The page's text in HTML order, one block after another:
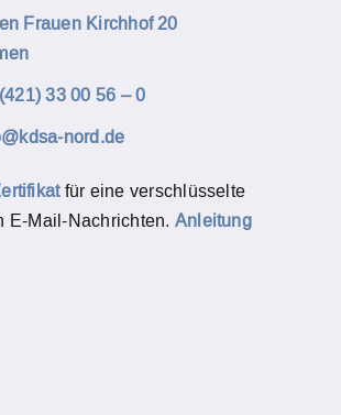
Frauen Kirchhof 20
33 00 56 – 0
nord.de
für eine verschlüsselte
E-Mail-Nachrichten. Anleitung